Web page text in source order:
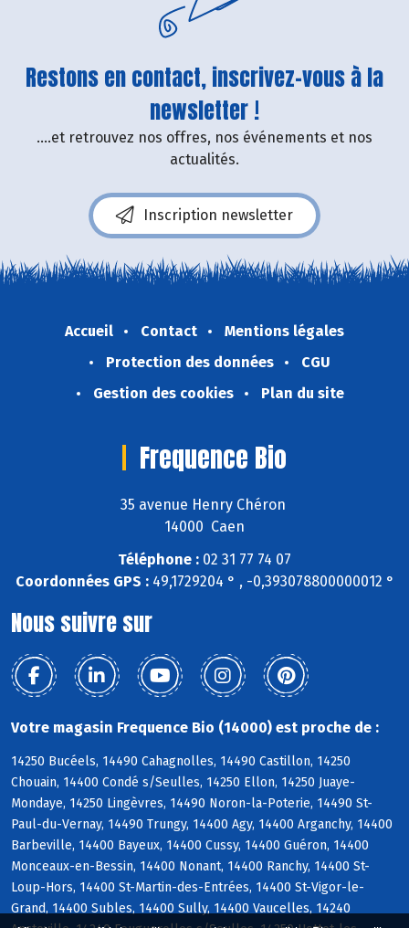
Restons en contact, inscrivez-vous à la
newsletter !
....et retrouvez nos offres, nos événements et nos
actualités.
Inscription newsletter
Accueil Contact
Mentions légales
Protection des données
CGU
Gestion des cookies
Plan du site
Frequence Bio
35 avenue Henry Chéron
14000 Caen
Téléphone : 02 31 77 74 07
Coordonnées GPS :49,1729204 ° , -0,393078800000012 °
Nous suivre sur
Votre magasin Frequence Bio (14000) est proche de :
14250 Bucéels, 14490 Cahagnolles, 14490 Castillon, 14250
Chouain, 14400 Condé s/Seulles, 14250 Ellon, 14250 Juaye-
Mondaye, 14250 Lingèvres, 14490 Noron-la-Poterie, 14490 St-
Paul-du-Vernay, 14490 Trungy, 14400 Agy, 14400 Arganchy, 14400
Barbeville, 14400 Bayeux, 14400 Cussy, 14400 Guéron, 14400
Monceaux-en-Bessin, 14400 Nonant, 14400 Ranchy, 14400 St-
Loup-Hors, 14400 St-Martin-des-Entrées, 14400 St-Vigor-le-
Grand, 14400 Subles, 14400 Sully, 14400 Vaucelles, 14240